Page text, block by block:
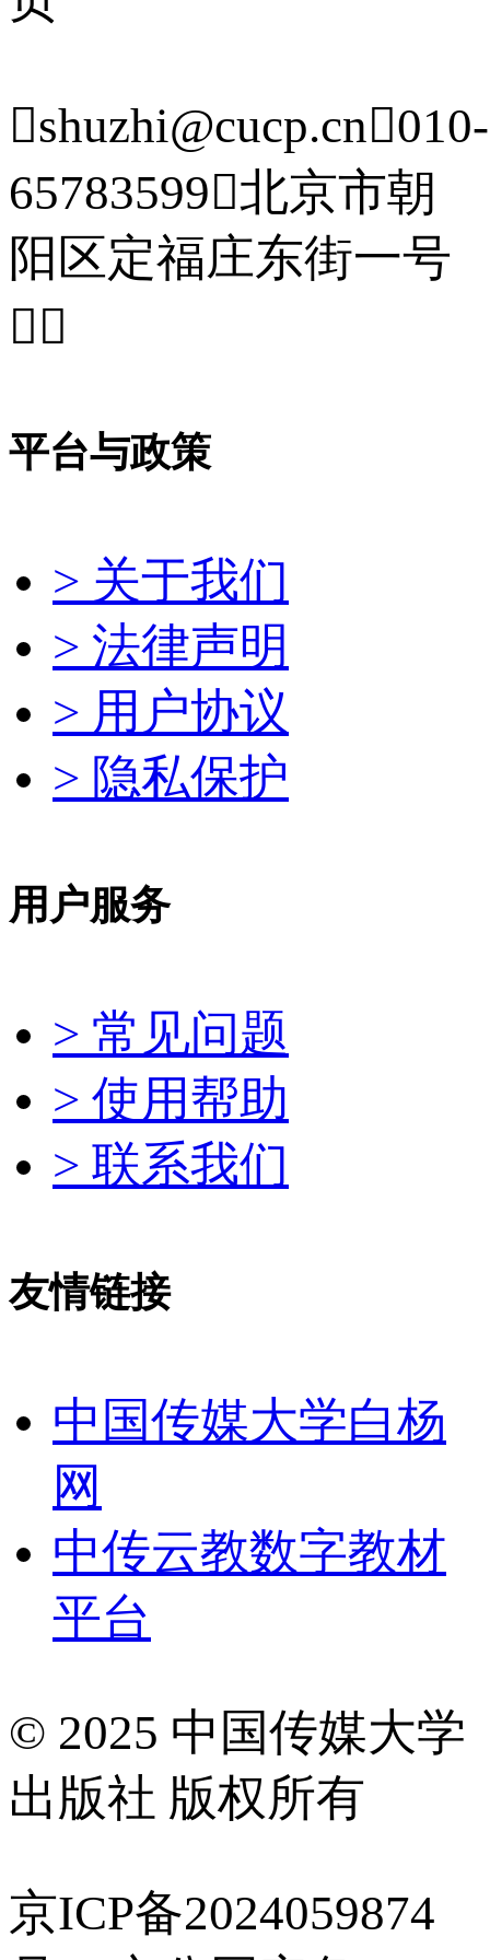
shuzhi@cucp.cn010-
65783599北京市朝
阳区定福庄东街一号

平台与政策
> 关于我们
> 法律声明
> 用户协议
> 隐私保护
用户服务
> 常见问题
> 使用帮助
> 联系我们
友情链接
中国传媒大学白杨
网
中传云教数字教材
平台
© 2025 中国传媒大学
出版社 版权所有
京ICP备2024059874